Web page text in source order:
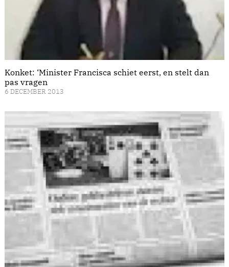
Konket: ‘Minister Francisca schiet eerst, en stelt dan
pas vragen
6 DECEMBER 2013